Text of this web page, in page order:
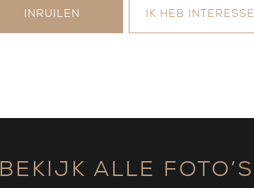
INRUILEN IK HEB INTERESSE
BEKIJK ALLE FOTO’S